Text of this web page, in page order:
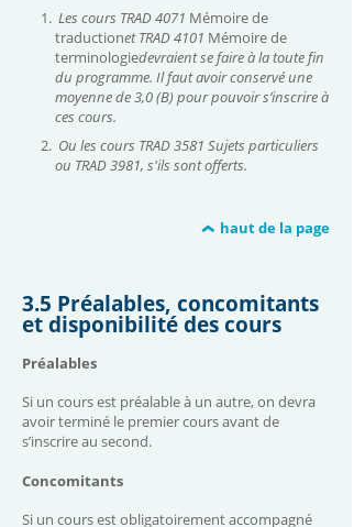
Les cours TRAD 4071 Mémoire de
traductionet TRAD 4101 Mémoire de
terminologiedevraient se faire à la toute fin
du programme. Il faut avoir conservé une
moyenne de 3,0 (B) pour pouvoir s’inscrire à
ces cours.
Ou les cours TRAD 3581 Sujets particuliers
ou TRAD 3981, s'ils sont offerts.
haut de la page
3.5 Préalables, concomitants
et disponibilité des cours
Préalables
Si un cours est préalable à un autre, on devra
avoir terminé le premier cours avant de
s’inscrire au second.
Concomitants
Si un cours est obligatoirement accompagné